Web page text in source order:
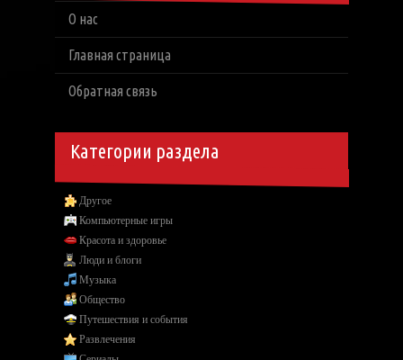
О нас
Главная страница
Обратная связь
Категории раздела
Другое
Компьютерные игры
Красота и здоровье
Люди и блоги
Музыка
Общество
Путешествия и события
Развлечения